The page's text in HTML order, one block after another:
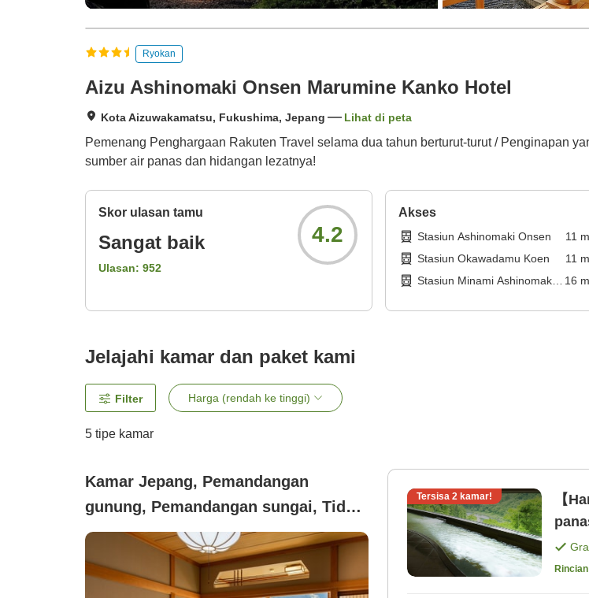
Ryokan
Aizu Ashinomaki Onsen Marumine Kanko Hotel
Kota Aizuwakamatsu, Fukushima, Jepang Lihat di peta
Pemenang Penghargaan Rakuten Travel selama dua tahun berturut-turut / Penginapan
sumber air panas dan hidangan lezatnya!
Skor ulasan tamu
Sangat baik
Ulasan: 952
4.2
Akses
Stasiun Ashinomaki Onsen 11
Stasiun Okawadamu Koen
11
Stasiun Minami Ashinomaki
16
Jelajahi kamar dan paket kami
Filter Harga (rendah ke tinggi)
5 tipe kamar
Kamar Jepang, Pemandangan
gunung, Pemandangan sungai, Tidak
merokok (【Kamar twin gaya
Jepang・40 meter persegi】12 tatami
+ area duduk 《Suara sungai・
Tersisa 2 kamar!
【